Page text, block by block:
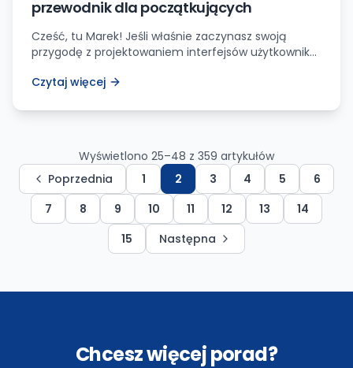
przewodnik dla początkujących
Cześć, tu Marek! Jeśli właśnie zaczynasz swoją
przygodę z projektowaniem interfejsów użytkownika
świetną wiadomość – ten artykuł jest dokładnie
kompleksowy przewodnik, który poprowadzi Cię krok
że wprowadzę […]
Czytaj więcej
Wyświetlono 25–48 z 359 artykułów
Poprzednia
1 2 3 4 5
6
7
8 9 10 11 12 13
14
15
Następna
Chcesz więcej porad?